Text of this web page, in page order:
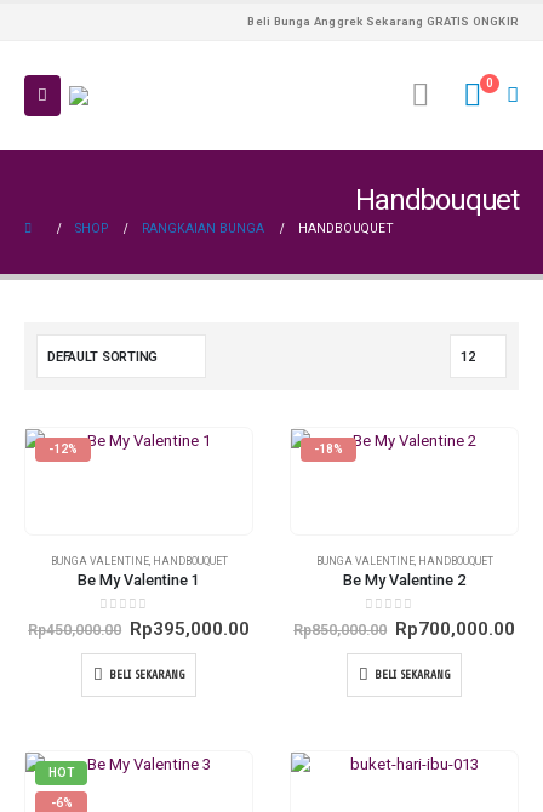
Beli Bunga Anggrek Sekarang GRATIS ONGKIR
0
Handbouquet
SHOP RANGKAIAN BUNGA HANDBOUQUET
-12%
BUNGA VALENTINE, HANDBOUQUET
Be My Valentine 1
0out of 5
Rp450,000.00 Original
was:
Rp450,000.00.
Rp395,000.00Current
Rp395,000.00.
BELI SEKARANG
-18%
BUNGA VALENTINE, HANDBOUQUET
Be My Valentine 2
0out of 5
Rp850,000.00 Original
was:
Rp850,000.00.
Rp700,000.00
BELI SEKARANG
HOT
-6%